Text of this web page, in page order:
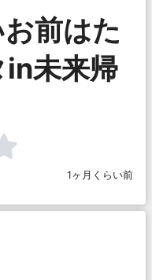
前はた
未来帰
1ヶ月くらい前